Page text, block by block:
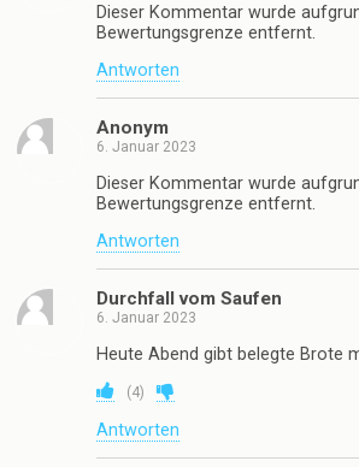
Dieser Kommentar wurde
Bewertungsgrenze entfernt.
Antworten
Anonym
6. Januar 2023
Dieser Kommentar wurde
Bewertungsgrenze entfernt.
Antworten
Durchfall vom Saufen
6. Januar 2023
Heute Abend gibt belegte Brote
(4)
Antworten